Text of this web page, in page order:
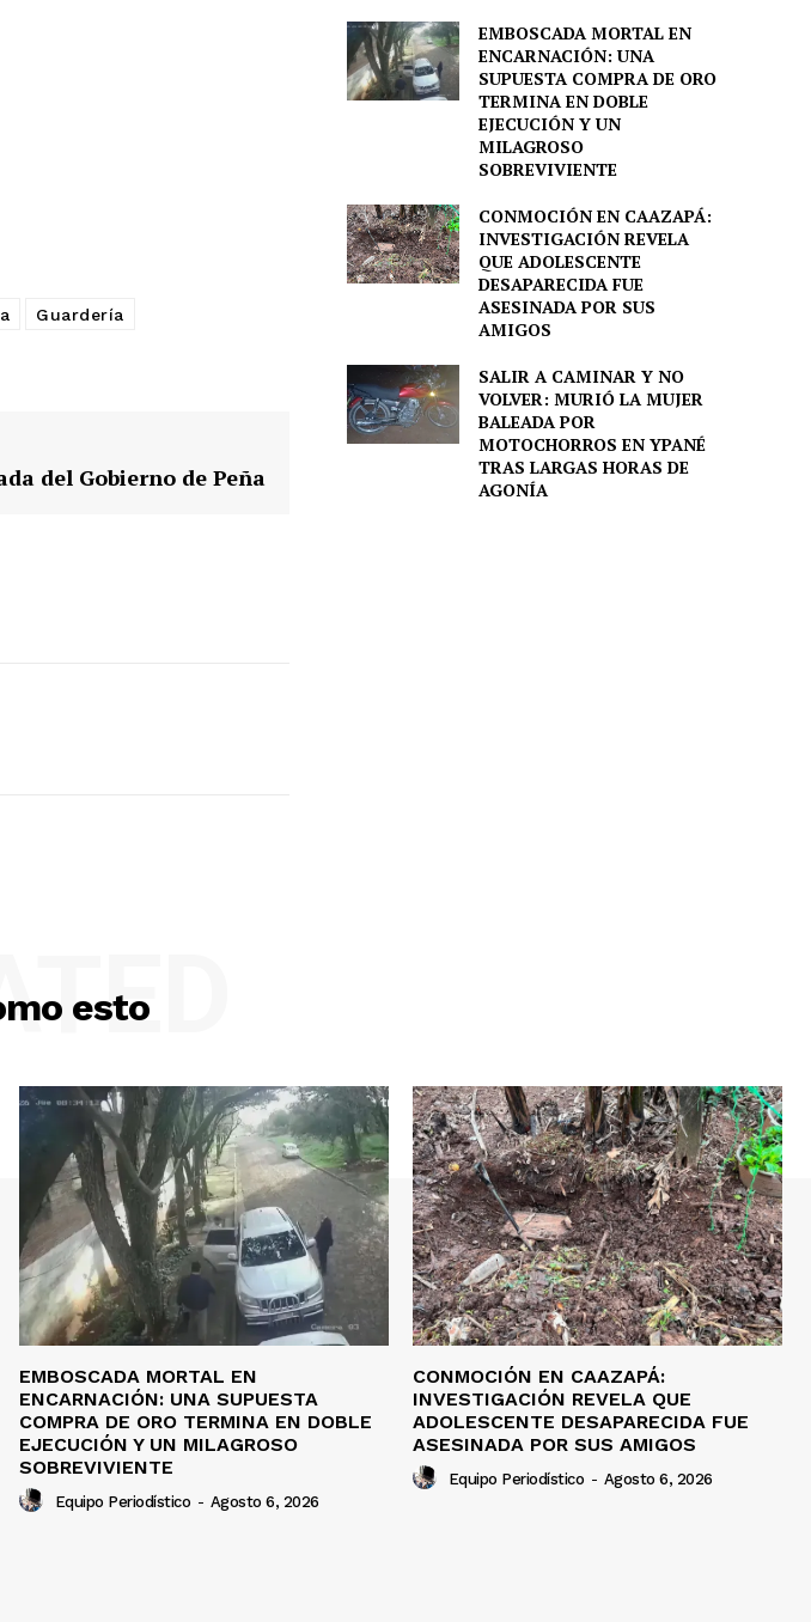
Guardería
del Gobierno de Peña
EMBOSCADA MORTAL EN
ENCARNACIÓN: UNA
SUPUESTA COMPRA DE ORO
TERMINA EN DOBLE
EJECUCIÓN Y UN
MILAGROSO
SOBREVIVIENTE
CONMOCIÓN EN CAAZAPÁ:
INVESTIGACIÓN REVELA
QUE ADOLESCENTE
DESAPARECIDA FUE
ASESINADA POR SUS
AMIGOS
SALIR A CAMINAR Y NO
VOLVER: MURIÓ LA MUJER
BALEADA POR
MOTOCHORROS EN YPANÉ
TRAS LARGAS HORAS DE
AGONÍA
esto
EMBOSCADA MORTAL EN
ENCARNACIÓN: UNA SUPUESTA
COMPRA DE ORO TERMINA EN DOBLE
EJECUCIÓN Y UN MILAGROSO
SOBREVIVIENTE
Equipo Periodístico - Agosto 6, 2026
CONMOCIÓN EN CAAZAPÁ:
INVESTIGACIÓN REVELA QUE
ADOLESCENTE DESAPARECIDA FUE
ASESINADA POR SUS AMIGOS
Equipo Periodístico - Agosto 6, 2026